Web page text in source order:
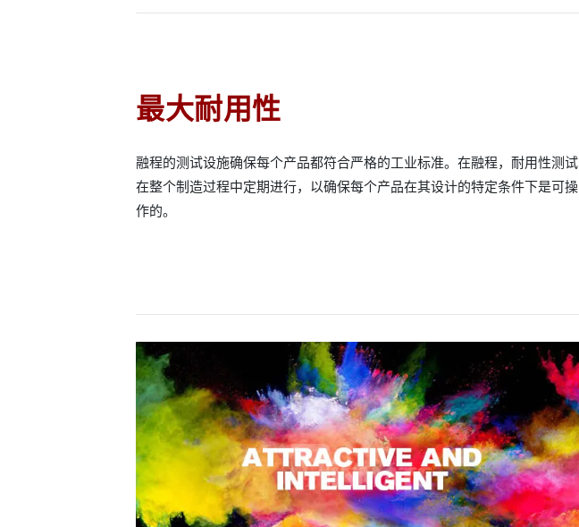
最大耐用性
融程的测试设施确保每个产品都符合严格的工业标准。在融程，耐用性测试
在整个制造过程中定期进行，以确保每个产品在其设计的特定条件下是可操
作的。